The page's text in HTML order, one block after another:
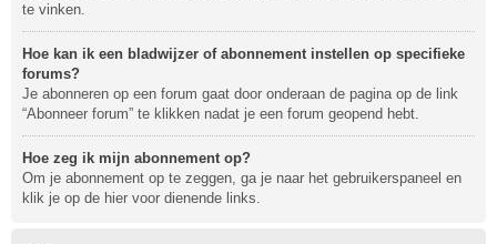
te vinken.
Hoe kan ik een bladwijzer of abonnement instellen op specifieke
forums?
Je abonneren op een forum gaat door onderaan de pagina op de link
“Abonneer forum” te klikken nadat je een forum geopend hebt.
Hoe zeg ik mijn abonnement op?
Om je abonnement op te zeggen, ga je naar het gebruikerspaneel en
klik je op de hier voor dienende links.